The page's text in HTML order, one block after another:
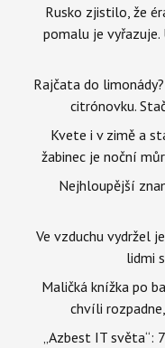
Rusko zjistilo, že
pomalu je
Rajčata do
citrónovku.
Kvete i v zimě a
žabinec je noční
Nejhloupější
Ve vzduchu vydržel
lidmi
Maličká knížka po
chvíli
„Azbest IT světa“: